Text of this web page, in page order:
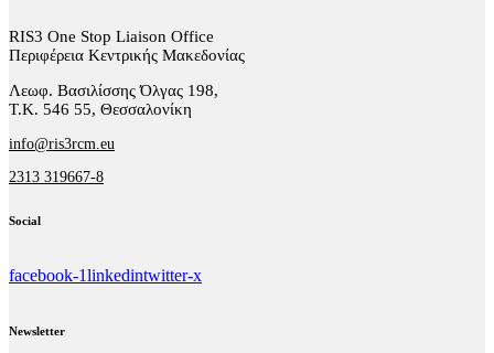
RIS3 One Stop Liaison Office
Περιφέρεια Κεντρικής Μακεδονίας
Λεωφ. Βασιλίσσης Όλγας 198,
Τ.Κ. 546 55, Θεσσαλονίκη
info@ris3rcm.eu
2313 319667-8
Social
facebook-1linkedintwitter-x
Newsletter